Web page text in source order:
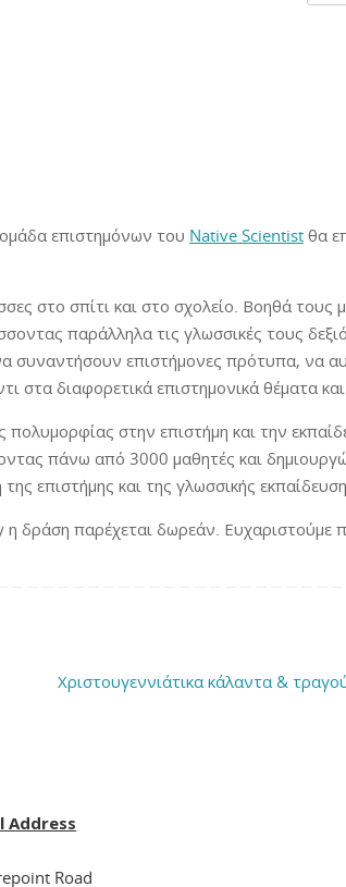
επιστημόνων του Native Scientist θα
στο σπίτι και στο σχολείο. Βοηθά τους
παράλληλα τις γλωσσικές τους
συναντήσουν επιστήμονες πρότυπα, να
στα διαφορετικά επιστημονικά θέματα
στην επιστήμη και την
πάνω από 3000 μαθητές και
επιστήμης και της γλωσσικής
δράση παρέχεται δωρεάν. Ευχαριστούμε
Χριστουγεννιάτικα κάλαντα &
Address
Road